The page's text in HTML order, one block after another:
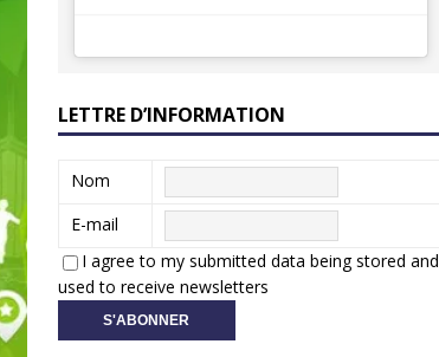
LETTRE D’INFORMATION
Nom
E-mail
I agree to my submitted data being stored and
used to receive newsletters